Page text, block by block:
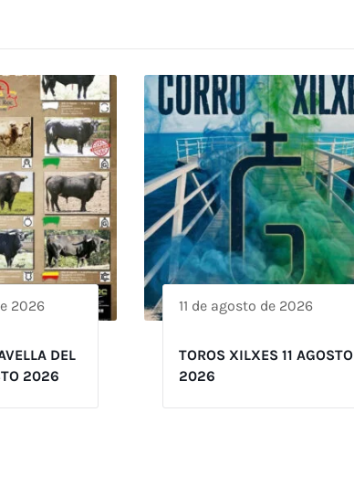
2026
DEL
2026
11 de agosto de 2026
TOROS XILXES 11 AGOSTO
2026